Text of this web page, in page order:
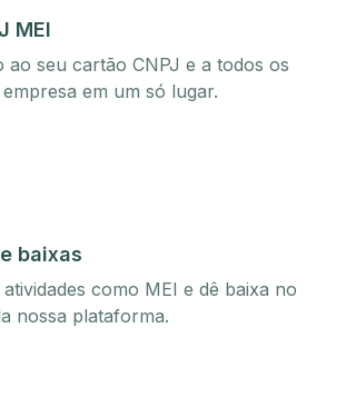
MEI
ao seu cartão CNPJ e a todos os
em um só lugar.
baixas
como MEI e dê baixa no
nossa plataforma.